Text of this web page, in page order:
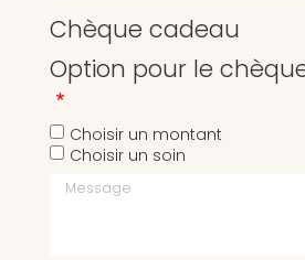
Chèque cadeau
Option pour le
Choisir un montant
Choisir un soin
Message